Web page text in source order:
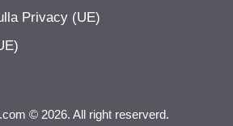
Privacy (UE)
© 2026. All right reserverd.